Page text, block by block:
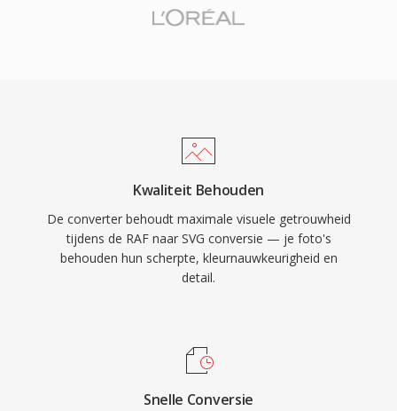
Kwaliteit Behouden
De converter behoudt maximale visuele getrouwheid
tijdens de RAF naar SVG conversie — je foto's
behouden hun scherpte, kleurnauwkeurigheid en
detail.
Snelle Conversie